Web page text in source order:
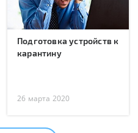
Подготовка устройств к
карантину
26 марта 2020